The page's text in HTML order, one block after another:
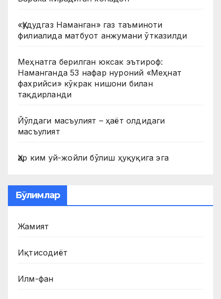
«Ҳудудгаз Наманган» газ таъминоти
филиалида матбуот анжумани ўтказилди
Меҳнатга берилган юксак эътироф:
Наманганда 53 нафар нуроний «Меҳнат
фахрийси» кўкрак нишони билан
тақдирланди
Йўлдаги масъулият – ҳаёт олдидаги
масъулият
Ҳар ким уй-жойли бўлиш ҳуқуқига эга
Бўлимлар
Жамият
Иқтисодиёт
Илм-фан